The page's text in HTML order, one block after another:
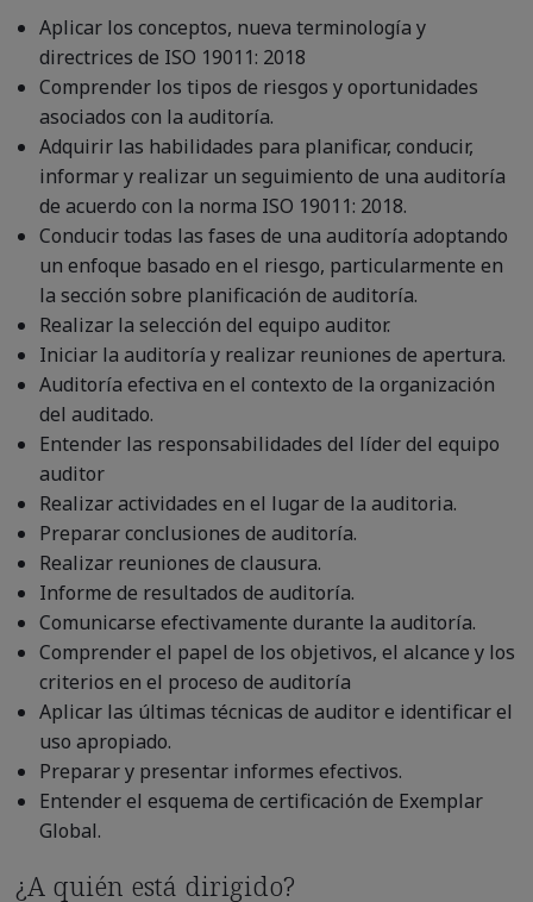
Aplicar los conceptos, nueva terminología y
directrices de ISO 19011: 2018
Comprender los tipos de riesgos y oportunidades
asociados con la auditoría.
Adquirir las habilidades para planificar, conducir,
informar y realizar un seguimiento de una auditoría
de acuerdo con la norma ISO 19011: 2018.
Conducir todas las fases de una auditoría adoptando
un enfoque basado en el riesgo, particularmente en
la sección sobre planificación de auditoría.
Realizar la selección del equipo auditor.
Iniciar la auditoría y realizar reuniones de apertura.
Auditoría efectiva en el contexto de la organización
del auditado.
Entender las responsabilidades del líder del equipo
auditor
Realizar actividades en el lugar de la auditoria.
Preparar conclusiones de auditoría.
Realizar reuniones de clausura.
Informe de resultados de auditoría.
Comunicarse efectivamente durante la auditoría.
Comprender el papel de los objetivos, el alcance y los
criterios en el proceso de auditoría
Aplicar las últimas técnicas de auditor e identificar el
uso apropiado.
Preparar y presentar informes efectivos.
Entender el esquema de certificación de Exemplar
Global.
¿A quién está dirigido?